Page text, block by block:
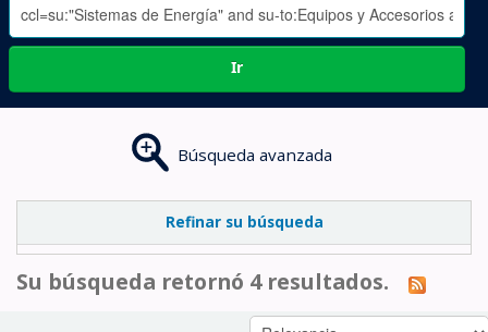
Ir
Búsqueda avanzada
Refinar su búsqueda
Su búsqueda retornó 4 resultados.